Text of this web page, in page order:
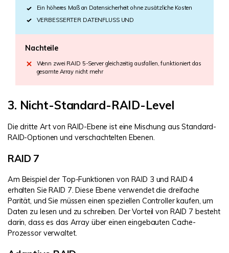
Ein höheres Maß an Datensicherheit ohne zusätzliche Kosten
VERBESSERTER DATENFLUSS UND
Nachteile
Wenn zwei RAID 5-Server gleichzeitig ausfallen, funktioniert das
gesamte Array nicht mehr
3. Nicht-Standard-RAID-Level
Die dritte Art von RAID-Ebene ist eine Mischung aus Standard-
RAID-Optionen und verschachtelten Ebenen.
RAID 7
Am Beispiel der Top-Funktionen von RAID 3 und RAID 4
erhalten Sie RAID 7. Diese Ebene verwendet die dreifache
Parität, und Sie müssen einen speziellen Controller kaufen, um
Daten zu lesen und zu schreiben. Der Vorteil von RAID 7 besteht
darin, dass es das Array über einen eingebauten Cache-
Prozessor verwaltet.